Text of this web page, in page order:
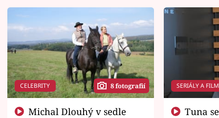
CELEBRITY 8 fotografií SERIÁLY A